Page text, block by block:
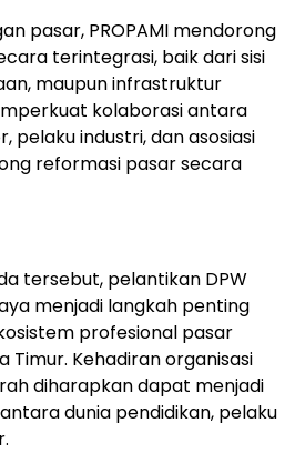
pasar, PROPAMI mendorong
terintegrasi, baik dari sisi
maupun infrastruktur
kolaborasi antara
pelaku industri, dan asosiasi
reformasi pasar secara
tersebut, pelantikan DPW
menjadi langkah penting
profesional pasar
Timur. Kehadiran organisasi
diharapkan dapat menjadi
dunia pendidikan, pelaku